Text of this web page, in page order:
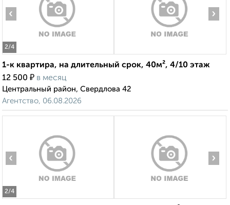
2/4
‹ ›
1-к квартира, на длительный срок, 40м², 4/10 этаж
12 500 ₽ в месяц
Центральный район, Свердлова 42
Агентство, 06.08.2026
2/4
‹ ›